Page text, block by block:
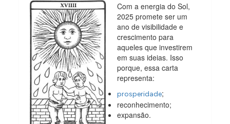
Com a energia do Sol,
2025 promete ser um
ano de visibilidade e
crescimento para
aqueles que investirem
em suas ideias. Isso
porque, essa carta
representa:
prosperidade;
reconhecimento;
expansão.